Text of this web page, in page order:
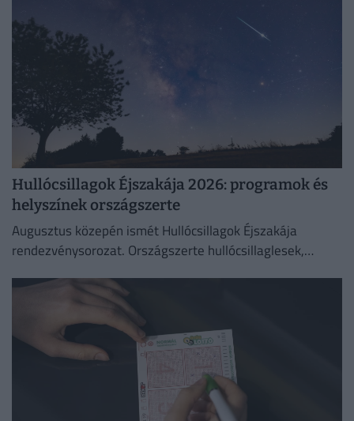
Hullócsillagok Éjszakája 2026: programok és
helyszínek országszerte
Augusztus közepén ismét Hullócsillagok Éjszakája
rendezvénysorozat. Országszerte hullócsillaglesek,
égbolt szerelmeseinek.